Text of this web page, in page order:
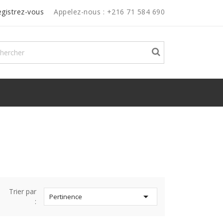
vous Appelez-nous : +216 71 584 690
Trier par
:
Pertinence 